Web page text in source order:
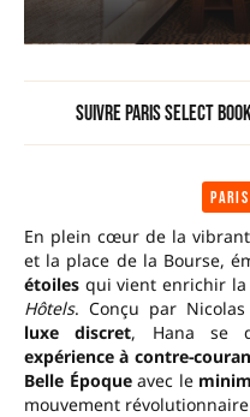
Suivre Paris Select
En plein cœur de la
et la place de la Bourse,
étoiles qui vient enrichir
Hôtels. Conçu par
luxe discret, Hana se
expérience à contre-
Belle Époqueavec le
mouvement